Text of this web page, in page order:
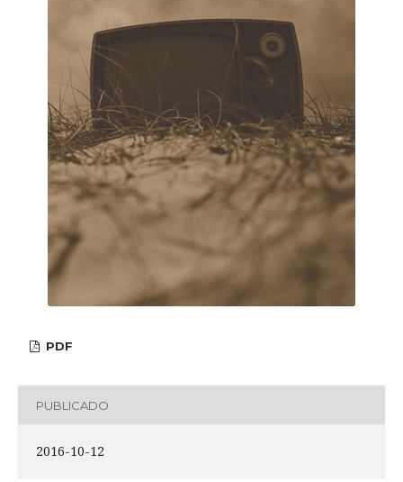
PDF
PUBLICADO
2016-10-12